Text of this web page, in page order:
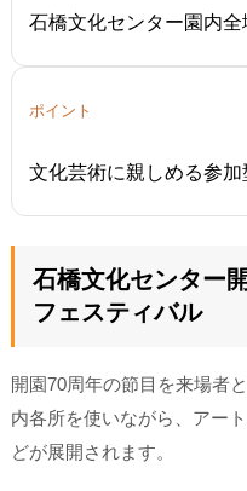
石橋文化センター園内全
ポイント
文化芸術に親しめる参
石橋文化センター
フェスティバル
開園70周年の節目を来場者
内各所を使いながら、アー
どが展開されます。